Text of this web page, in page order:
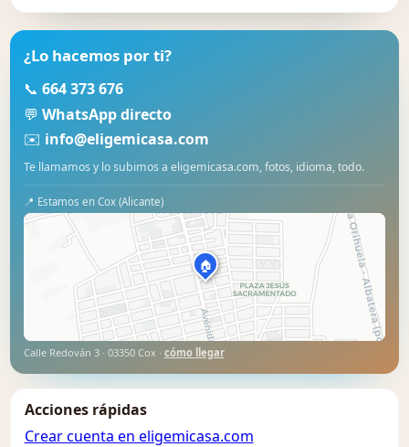
¿Lo hacemos por ti?
📞 664 373 676
💬 WhatsApp directo
✉️ info@eligemicasa.com
Te llamamos y lo subimos a eligemicasa.com, fotos, idioma, todo.
📍 Estamos en Cox (Alicante)
🏠
Calle Redován 3 · 03350 Cox · cómo llegar
Acciones rápidas
Crear cuenta en eligemicasa.com